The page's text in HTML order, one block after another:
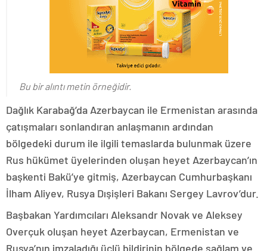
Bu bir alıntı metin örneğidir.
Dağlık Karabağ’da Azerbaycan ile Ermenistan arasında
çatışmaları sonlandıran anlaşmanın ardından
bölgedeki durum ile ilgili temaslarda bulunmak üzere
Rus hükümet üyelerinden oluşan heyet Azerbaycan’ın
başkenti Bakü’ye gitmiş, Azerbaycan Cumhurbaşkanı
İlham Aliyev, Rusya Dışişleri Bakanı Sergey Lavrov’dur.
Başbakan Yardımcıları Aleksandr Novak ve Aleksey
Overçuk oluşan heyet Azerbaycan, Ermenistan ve
Rusya’nın imzaladığı üçlü bildirinin bölgede sağlam ve